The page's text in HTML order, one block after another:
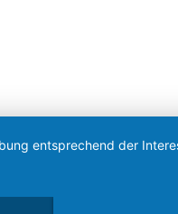
entsprechend der